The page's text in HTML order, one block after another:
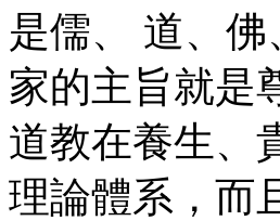
是儒、 道、
家的主旨就是
道教在養生、
理論體系，而